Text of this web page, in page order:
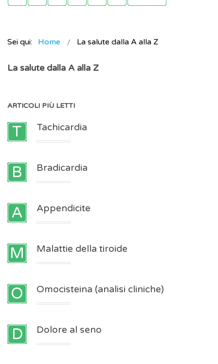
Sei qui: Home La salute dalla A alla Z
La salute dalla A alla Z
ARTICOLI PIÙ LETTI
Tachicardia
Bradicardia
Appendicite
Malattie della tiroide
Omocisteina (analisi cliniche)
Dolore al seno